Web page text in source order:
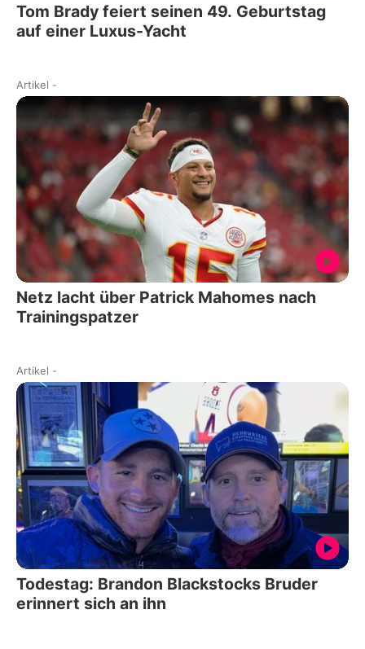
Tom Brady feiert seinen 49. Geburtstag
auf einer Luxus-Yacht
Artikel -
Netz lacht über Patrick Mahomes nach
Trainingspatzer
Artikel -
Todestag: Brandon Blackstocks Bruder
erinnert sich an ihn